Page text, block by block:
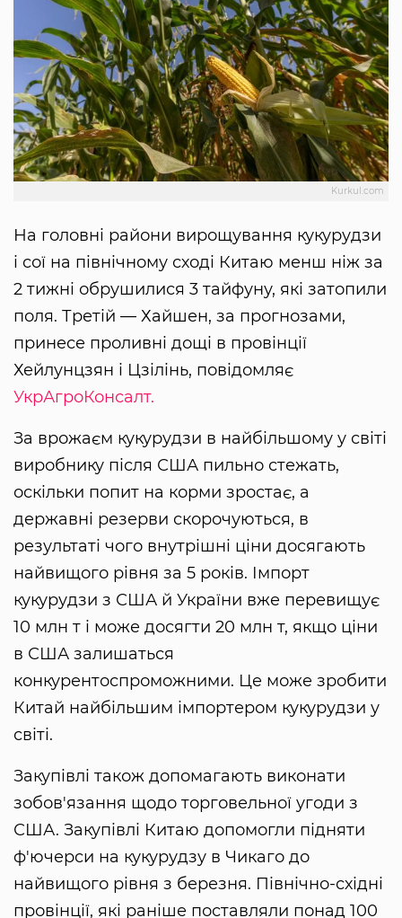
Kurkul.com
На головні райони вирощування кукурудзи
і сої на північному сході Китаю менш ніж за
2 тижні обрушилися 3 тайфуну, які затопили
поля. Третій — Хайшен, за прогнозами,
принесе проливні дощі в провінції
Хейлунцзян і Цзілінь, повідомляє
УкрАгроКонсалт.
За врожаєм кукурудзи в найбільшому у світі
виробнику після США пильно стежать,
оскільки попит на корми зростає, а
державні резерви скорочуються, в
результаті чого внутрішні ціни досягають
найвищого рівня за 5 років. Імпорт
кукурудзи з США й України вже перевищує
10 млн т і може досягти 20 млн т, якщо ціни
в США залишаться
конкурентоспроможними. Це може зробити
Китай найбільшим імпортером кукурудзи у
світі.
Закупівлі також допомагають виконати
зобов'язання щодо торговельної угоди з
США. Закупівлі Китаю допомогли підняти
ф'ючерси на кукурудзу в Чикаго до
найвищого рівня з березня. Північно-східні
провінції, які раніше поставляли понад 100